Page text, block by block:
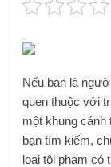
Nếu bạn là
quen thuộc với
một khung
bạn tìm kiếm,
loại tội phạm có